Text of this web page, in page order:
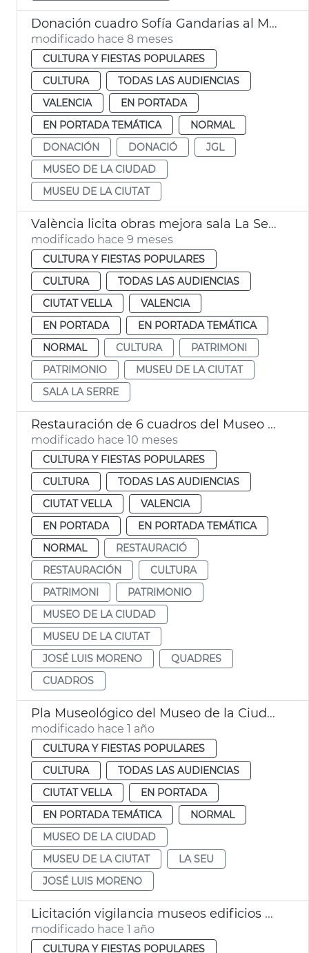
Donación cuadro Sofía Gandarias al Museo de la ciudad València
modificado hace 8 meses
CULTURA Y FIESTAS POPULARES
CULTURA
TODAS LAS AUDIENCIAS
VALENCIA
EN PORTADA
EN PORTADA TEMÁTICA
NORMAL
DONACIÓN
DONACIÓ
JGL
MUSEO DE LA CIUDAD
MUSEU DE LA CIUTAT
València licita obras mejora sala La Serre Museu de la Ciutat
modificado hace 9 meses
CULTURA Y FIESTAS POPULARES
CULTURA
TODAS LAS AUDIENCIAS
CIUTAT VELLA
VALENCIA
EN PORTADA
EN PORTADA TEMÁTICA
NORMAL
CULTURA
PATRIMONI
PATRIMONIO
MUSEU DE LA CIUTAT
SALA LA SERRE
Restauración de 6 cuadros del Museo de la Ciudad
modificado hace 10 meses
CULTURA Y FIESTAS POPULARES
CULTURA
TODAS LAS AUDIENCIAS
CIUTAT VELLA
VALENCIA
EN PORTADA
EN PORTADA TEMÁTICA
NORMAL
RESTAURACIÓ
RESTAURACIÓN
CULTURA
PATRIMONI
PATRIMONIO
MUSEO DE LA CIUDAD
MUSEU DE LA CIUTAT
JOSÉ LUIS MORENO
QUADRES
CUADROS
Pla Museológico del Museo de la Ciudad
modificado hace 1 año
CULTURA Y FIESTAS POPULARES
CULTURA
TODAS LAS AUDIENCIAS
CIUTAT VELLA
EN PORTADA
EN PORTADA TEMÁTICA
NORMAL
MUSEO DE LA CIUDAD
MUSEU DE LA CIUTAT
LA SEU
JOSÉ LUIS MORENO
Licitación vigilancia museos edificios históricos municipales València
modificado hace 1 año
CULTURA Y FIESTAS POPULARES